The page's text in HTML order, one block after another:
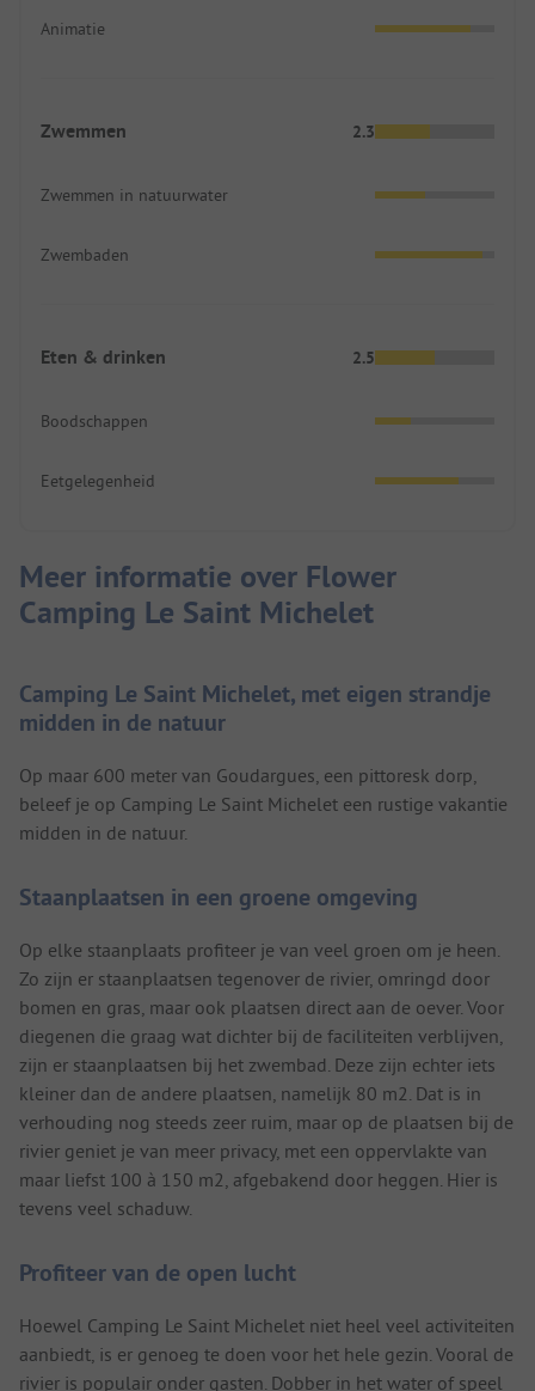
Animatie
Zwemmen 2.3
Zwemmen in natuurwater
Zwembaden
Eten & drinken 2.5
Boodschappen
Eetgelegenheid
Meer informatie over Flower
Camping Le Saint Michelet
Camping Le Saint Michelet, met eigen strandje
midden in de natuur
Op maar 600 meter van Goudargues, een pittoresk dorp,
beleef je op Camping Le Saint Michelet een rustige vakantie
midden in de natuur.
Staanplaatsen in een groene omgeving
Op elke staanplaats profiteer je van veel groen om je heen.
Zo zijn er staanplaatsen tegenover de rivier, omringd door
bomen en gras, maar ook plaatsen direct aan de oever. Voor
diegenen die graag wat dichter bij de faciliteiten verblijven,
zijn er staanplaatsen bij het zwembad. Deze zijn echter iets
kleiner dan de andere plaatsen, namelijk 80 m2. Dat is in
verhouding nog steeds zeer ruim, maar op de plaatsen bij de
rivier geniet je van meer privacy, met een oppervlakte van
maar liefst 100 à 150 m2, afgebakend door heggen. Hier is
tevens veel schaduw.
Profiteer van de open lucht
Hoewel Camping Le Saint Michelet niet heel veel activiteiten
aanbiedt, is er genoeg te doen voor het hele gezin. Vooral de
rivier is populair onder gasten. Dobber in het water of speel